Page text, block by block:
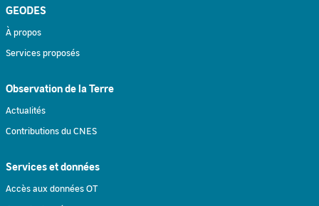
GEODES
À propos
Services proposés
Observation de la Terre
Actualités
Contributions du CNES
Services et données
Accès aux données OT